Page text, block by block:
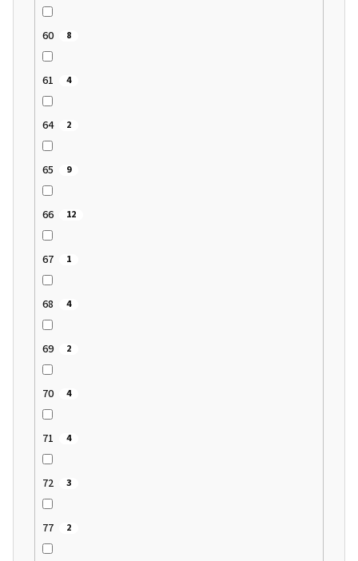
60 8
61 4
64 2
65 9
66 12
67 1
68 4
69 2
70 4
71 4
72 3
77 2